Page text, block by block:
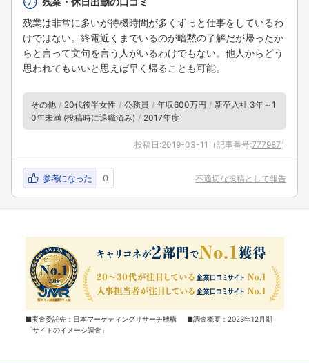
残業は非常に多いが待機時間が多くずっと仕事をしているわ
けではない。終電近くまでいるのが暗黙の了解だが帰ったか
らと言って文句を言う人がいるわけでもない。他人からどう
思われてもいいと思えば早く帰ることも可能。
その他 20代後半女性 公務員 年収600万円
新卒入社 3年～1
0年未満 (投稿時に退職済み)
2017年度
投稿日:2019-03-11 （記事番号:777987 ）
参考になった 0 不適切な投稿として報告
■実査委託先：日本マーケティングリサーチ機構 ■調査概要：2023年12月期
「サイトのイメージ調査」